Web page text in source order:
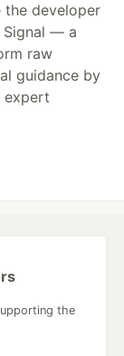
developer
Signal — a
raw
guidance by
expert
the